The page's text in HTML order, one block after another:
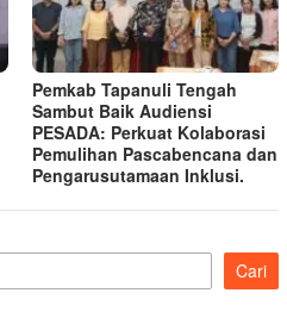
Pemkab Tapanuli Tengah
Sambut Baik Audiensi
PESADA: Perkuat Kolaborasi
Pemulihan Pascabencana dan
Pengarusutamaan Inklusi.
Cari